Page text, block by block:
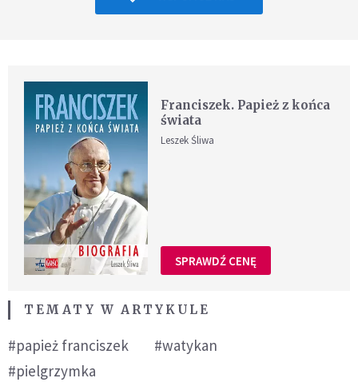
Franciszek. Papież z końca
świata
Leszek Śliwa
SPRAWDŹ CENĘ
TEMATY W ARTYKULE
#papież franciszek
#watykan
#pielgrzymka